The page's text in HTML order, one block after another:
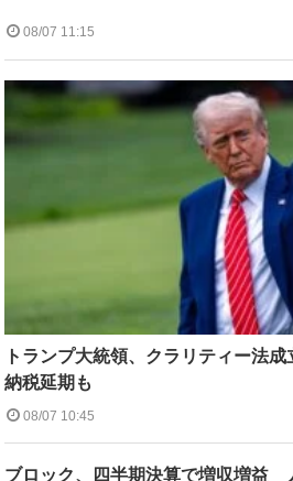
08/07 11:15
トランプ大統領、クラリティー法
納税延期も
08/07 10:45
ブロック、四半期決算で増収増益